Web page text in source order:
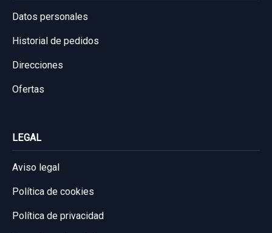
DISPLAY 5554812110 5554812110
DISPLAY 5554812110 5554812110 usado.
Datos personales
Historial de pedidos
Direcciones
Ofertas
LEGAL
Aviso legal
Política de cookies
Política de privacidad